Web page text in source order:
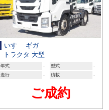
いすゞ ギガ
トラクタ 大型
年式 - 型式
-
走行
- 積載 -
ご成約